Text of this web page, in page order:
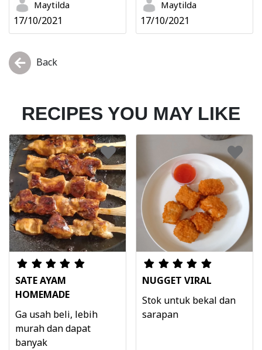
Maytilda
17/10/2021
Maytilda
17/10/2021
Back
RECIPES YOU MAY LIKE
SATE AYAM
HOMEMADE
Ga usah beli, lebih
murah dan dapat
banyak
NUGGET VIRAL
Stok untuk bekal dan
sarapan